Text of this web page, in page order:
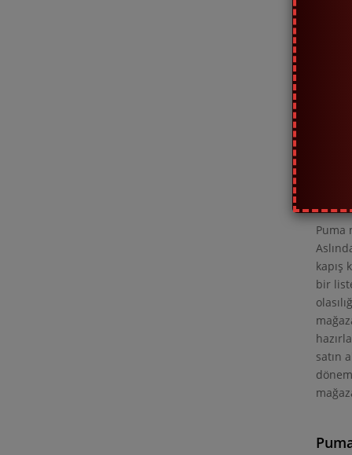
Puma
kapış
bir
satın